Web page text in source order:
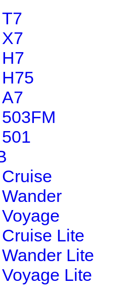
T7
X7
H7
H75
A7
503FM
501
Cruise
Wander
Voyage
Cruise Lite
Wander Lite
Voyage Lite